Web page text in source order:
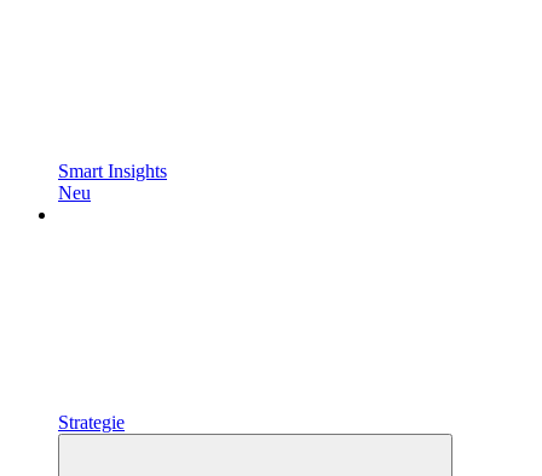
Smart Insights
Neu
Strategie